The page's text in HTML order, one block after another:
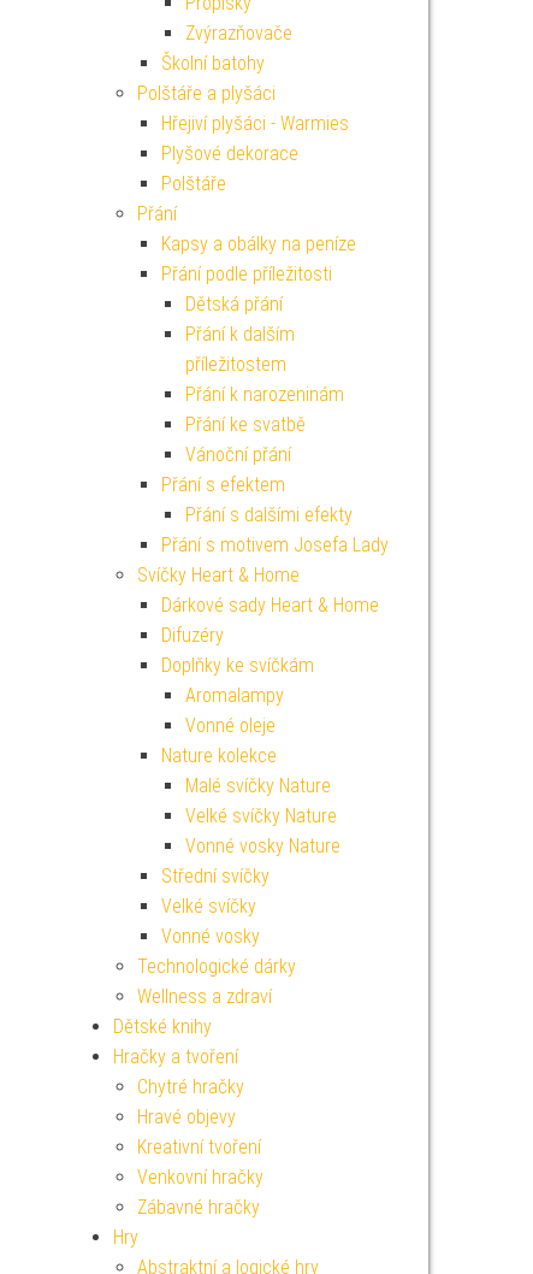
Zvýrazňovače
Školní batohy
Polštáře a plyšáci
Hřejiví plyšáci - Warmies
Plyšové dekorace
Polštáře
Přání
Kapsy a obálky na peníze
Přání podle příležitosti
Dětská přání
Přání k dalším
příležitostem
Přání k narozeninám
Přání ke svatbě
Vánoční přání
Přání s efektem
Přání s dalšími efekty
Přání s motivem Josefa Lady
Svíčky Heart & Home
Dárkové sady Heart & Home
Difuzéry
Doplňky ke svíčkám
Aromalampy
Vonné oleje
Nature kolekce
Malé svíčky Nature
Velké svíčky Nature
Vonné vosky Nature
Střední svíčky
Velké svíčky
Vonné vosky
Technologické dárky
Wellness a zdraví
Dětské knihy
Hračky a tvoření
Chytré hračky
Hravé objevy
Kreativní tvoření
Venkovní hračky
Zábavné hračky
Hry
Abstraktní a logické hry